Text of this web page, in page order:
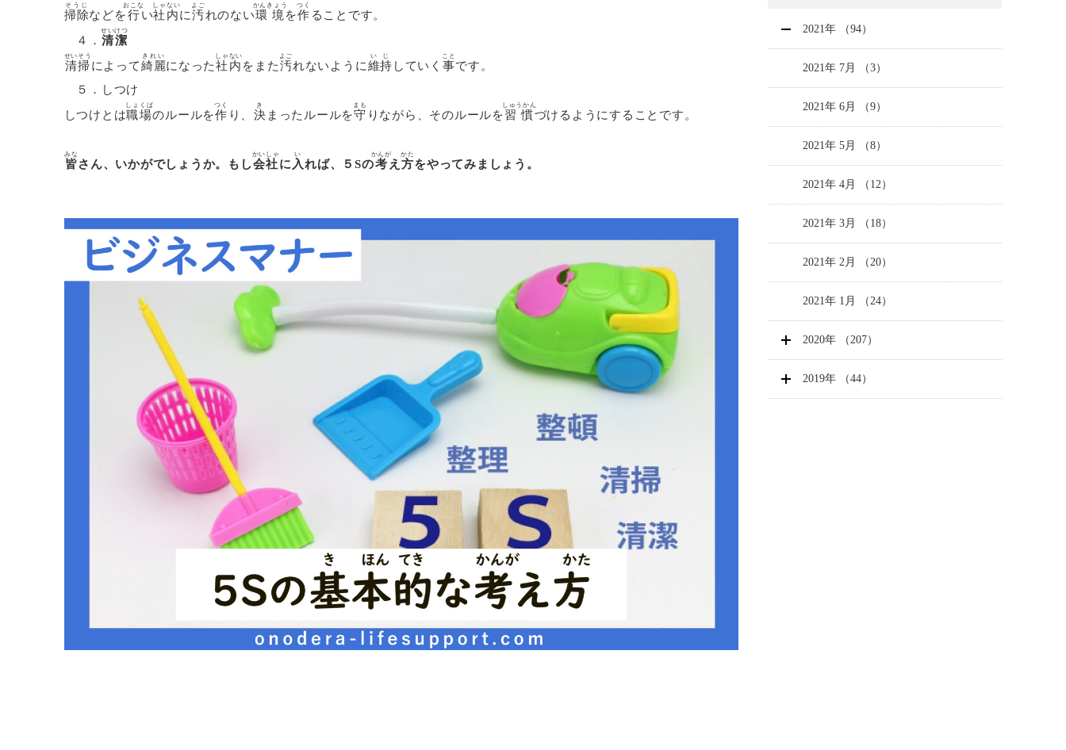
掃除
そうじ
などを行
おこな
い社内
しゃない
に汚
よご
れのない環境
かんきょう
を作
つく
ることです。
４． 清潔
せいけつ
清掃
せいそう
によって綺麗
きれい
になった社内
しゃない
をまた汚
よご
れないように維持
いじ
していく 事
こと
です。
５．
しつけ
しつけとは職場
しょくば
のルールを作
つく
り、 決
き
まったルールを守
まも
りながら、そのルールを習慣
しゅうかん
づけるようにすることです。
皆
みな
さん、 いかがでしょうか。もし会社
かいしゃ
に 入
い
れば、５Sの考
かんが
え 方
かた
をやってみましょう。
2021年 （94）
2021年 7月 （3）
2021年 6月 （9）
2021年 5月 （8）
2021年 4月 （12）
2021年 3月 （18）
2021年 2月 （20）
2021年 1月 （24）
2020年 （207）
2019年 （44）